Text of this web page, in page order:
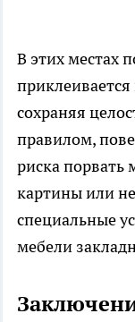
В этих местах
сохраняя
правилом,
риска порвать
картины или
специальные
мебели